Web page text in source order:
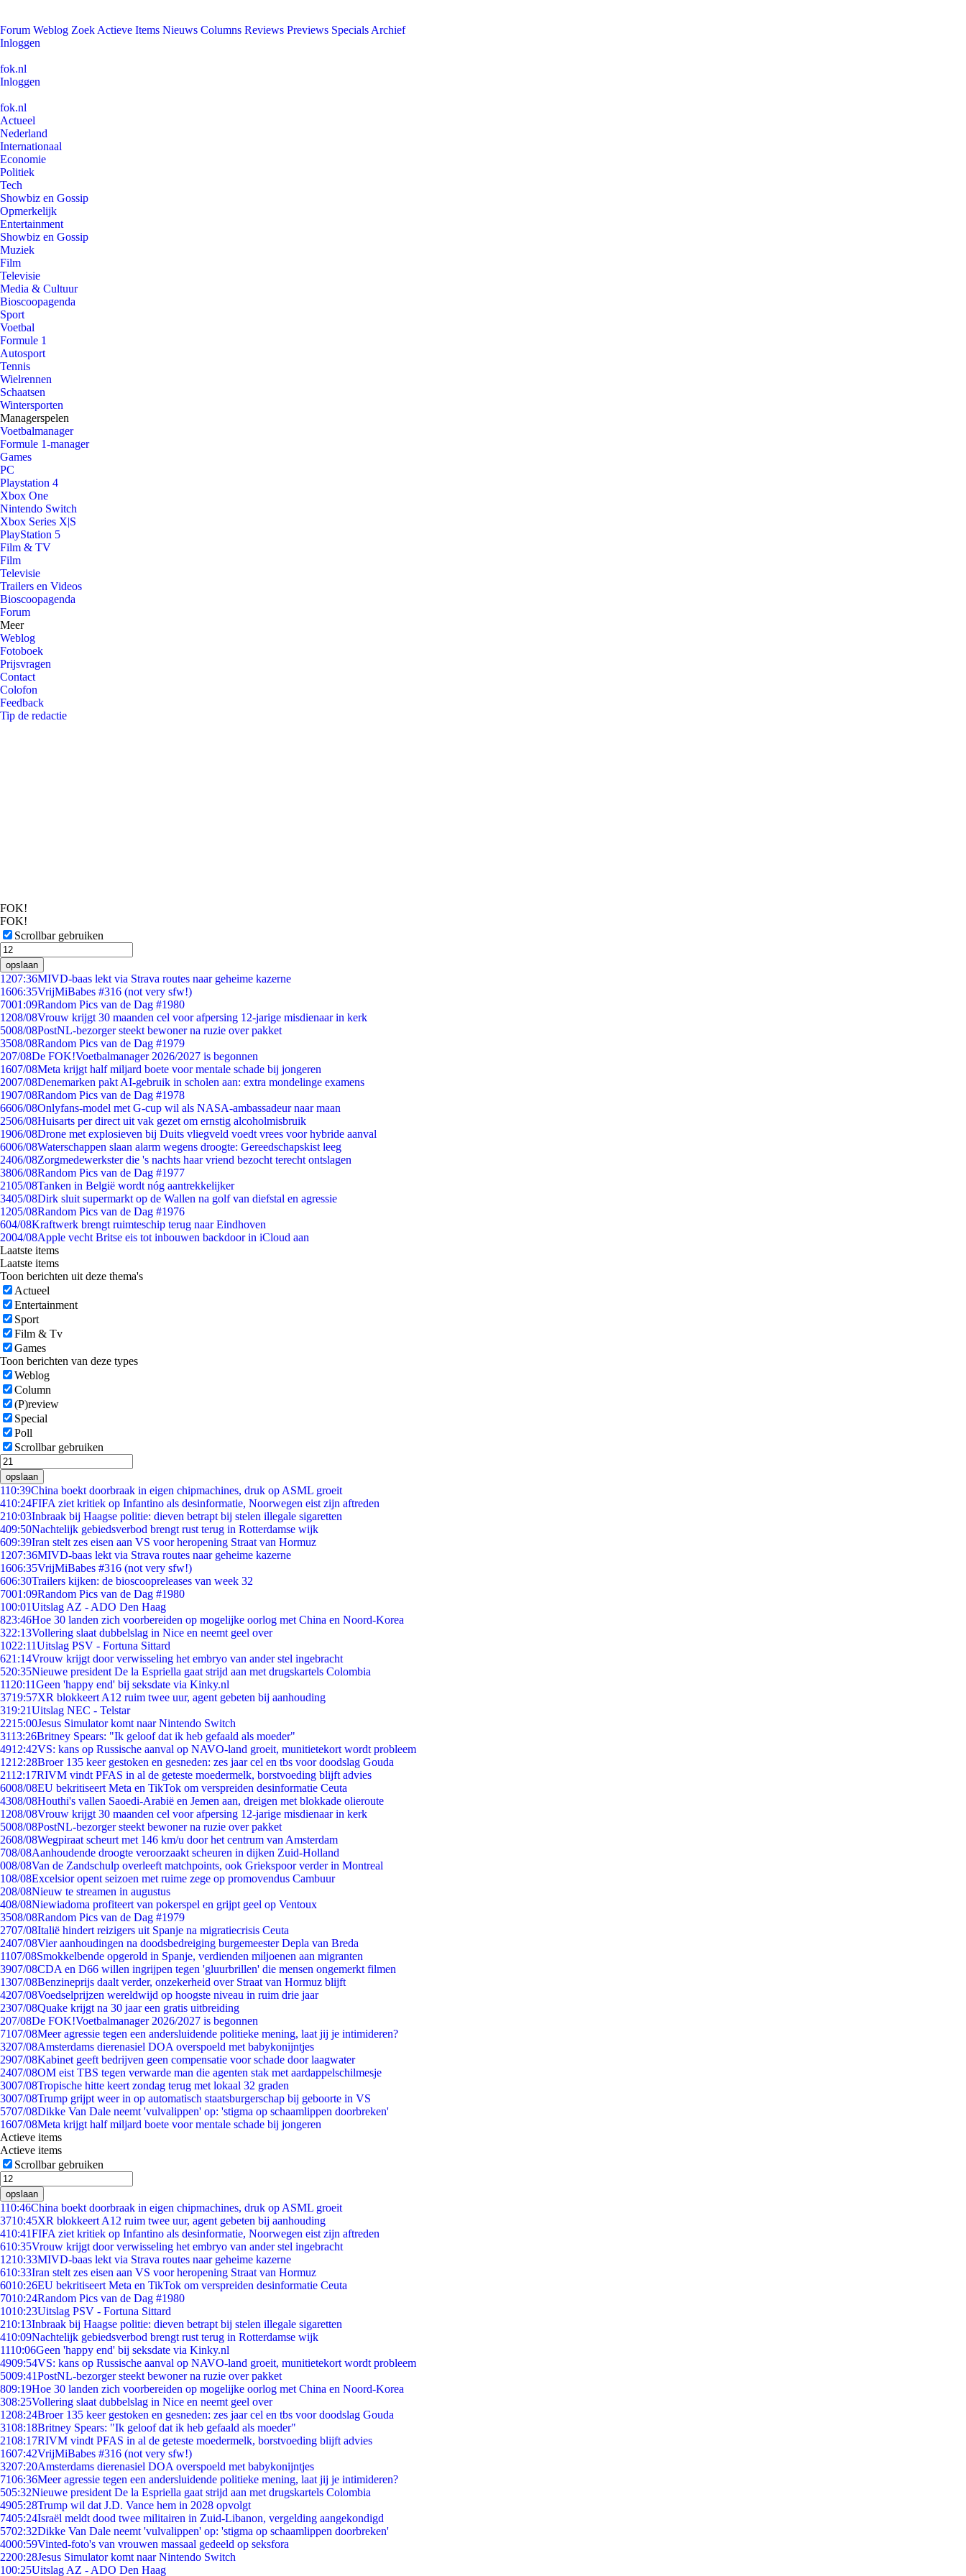
Forum Weblog Zoek Actieve Items Nieuws Columns Reviews Previews Specials Archief
Inloggen
fok.nl
Inloggen
fok.nl
Actueel
Nederland
Internationaal
Economie
Politiek
Tech
Showbiz en Gossip
Opmerkelijk
Entertainment
Showbiz en Gossip
Muziek
Film
Televisie
Media & Cultuur
Bioscoopagenda
Sport
Voetbal
Formule 1
Autosport
Tennis
Wielrennen
Schaatsen
Wintersporten
Managerspelen
Voetbalmanager
Formule 1-manager
Games
PC
Playstation 4
Xbox One
Nintendo Switch
Xbox Series X|S
PlayStation 5
Film & TV
Film
Televisie
Trailers en Videos
Bioscoopagenda
Forum
Meer
Weblog
Fotoboek
Prijsvragen
Contact
Colofon
Feedback
Tip de redactie
FOK!
FOK!
Scrollbar gebruiken
opslaan
1207:36MIVD-baas lekt via Strava routes naar geheime kazerne
1606:35VrijMiBabes #316 (not very sfw!)
7001:09Random Pics van de Dag #1980
1208/08Vrouw krijgt 30 maanden cel voor afpersing 12-jarige misdienaar in kerk
5008/08PostNL-bezorger steekt bewoner na ruzie over pakket
3508/08Random Pics van de Dag #1979
207/08De FOK!Voetbalmanager 2026/2027 is begonnen
1607/08Meta krijgt half miljard boete voor mentale schade bij jongeren
2007/08Denemarken pakt AI-gebruik in scholen aan: extra mondelinge examens
1907/08Random Pics van de Dag #1978
6606/08Onlyfans-model met G-cup wil als NASA-ambassadeur naar maan
2506/08Huisarts per direct uit vak gezet om ernstig alcoholmisbruik
1906/08Drone met explosieven bij Duits vliegveld voedt vrees voor hybride aanval
6006/08Waterschappen slaan alarm wegens droogte: Gereedschapskist leeg
2406/08Zorgmedewerkster die 's nachts haar vriend bezocht terecht ontslagen
3806/08Random Pics van de Dag #1977
2105/08Tanken in België wordt nóg aantrekkelijker
3405/08Dirk sluit supermarkt op de Wallen na golf van diefstal en agressie
1205/08Random Pics van de Dag #1976
604/08Kraftwerk brengt ruimteschip terug naar Eindhoven
2004/08Apple vecht Britse eis tot inbouwen backdoor in iCloud aan
Laatste items
Laatste items
Toon berichten uit deze thema's
Actueel
Entertainment
Sport
Film & Tv
Games
Toon berichten van deze types
Weblog
Column
(P)review
Special
Poll
Scrollbar gebruiken
opslaan
110:39China boekt doorbraak in eigen chipmachines, druk op ASML groeit
410:24FIFA ziet kritiek op Infantino als desinformatie, Noorwegen eist zijn aftreden
210:03Inbraak bij Haagse politie: dieven betrapt bij stelen illegale sigaretten
409:50Nachtelijk gebiedsverbod brengt rust terug in Rotterdamse wijk
609:39Iran stelt zes eisen aan VS voor heropening Straat van Hormuz
1207:36MIVD-baas lekt via Strava routes naar geheime kazerne
1606:35VrijMiBabes #316 (not very sfw!)
606:30Trailers kijken: de bioscoopreleases van week 32
7001:09Random Pics van de Dag #1980
100:01Uitslag AZ - ADO Den Haag
823:46Hoe 30 landen zich voorbereiden op mogelijke oorlog met China en Noord-Korea
322:13Vollering slaat dubbelslag in Nice en neemt geel over
1022:11Uitslag PSV - Fortuna Sittard
621:14Vrouw krijgt door verwisseling het embryo van ander stel ingebracht
520:35Nieuwe president De la Espriella gaat strijd aan met drugskartels Colombia
11 20:11Geen 'happy end' bij seksdate via Kinky.nl
3719:57XR blokkeert A12 ruim twee uur, agent gebeten bij aanhouding
319:21Uitslag NEC - Telstar
2215:00Jesus Simulator komt naar Nintendo Switch
3113:26Britney Spears: "Ik geloof dat ik heb gefaald als moeder"
4912:42VS: kans op Russische aanval op NAVO-land groeit, munitietekort wordt probleem
1212:28Broer 135 keer gestoken en gesneden: zes jaar cel en tbs voor doodslag Gouda
2112:17RIVM vindt PFAS in al de geteste moedermelk, borstvoeding blijft advies
6008/08EU bekritiseert Meta en TikTok om verspreiden desinformatie Ceuta
4308/08Houthi's vallen Saoedi-Arabië en Jemen aan, dreigen met blokkade olieroute
1208/08Vrouw krijgt 30 maanden cel voor afpersing 12-jarige misdienaar in kerk
5008/08PostNL-bezorger steekt bewoner na ruzie over pakket
2608/08Wegpiraat scheurt met 146 km/u door het centrum van Amsterdam
708/08Aanhoudende droogte veroorzaakt scheuren in dijken Zuid-Holland
008/08Van de Zandschulp overleeft matchpoints, ook Griekspoor verder in Montreal
108/08Excelsior opent seizoen met ruime zege op promovendus Cambuur
208/08Nieuw te streamen in augustus
408/08Niewiadoma profiteert van pokerspel en grijpt geel op Ventoux
3508/08Random Pics van de Dag #1979
2707/08Italië hindert reizigers uit Spanje na migratiecrisis Ceuta
2407/08Vier aanhoudingen na doodsbedreiging burgemeester Depla van Breda
1107/08Smokkelbende opgerold in Spanje, verdienden miljoenen aan migranten
3907/08CDA en D66 willen ingrijpen tegen 'gluurbrillen' die mensen ongemerkt filmen
1307/08Benzineprijs daalt verder, onzekerheid over Straat van Hormuz blijft
4207/08Voedselprijzen wereldwijd op hoogste niveau in ruim drie jaar
2307/08Quake krijgt na 30 jaar een gratis uitbreiding
207/08De FOK!Voetbalmanager 2026/2027 is begonnen
7107/08Meer agressie tegen een andersluidende politieke mening, laat jij je intimideren?
3207/08Amsterdams dierenasiel DOA overspoeld met babykonijntjes
2907/08Kabinet geeft bedrijven geen compensatie voor schade door laagwater
2407/08OM eist TBS tegen verwarde man die agenten stak met aardappelschilmesje
3007/08Tropische hitte keert zondag terug met lokaal 32 graden
3007/08Trump grijpt weer in op automatisch staatsburgerschap bij geboorte in VS
5707/08Dikke Van Dale neemt 'vulvalippen' op: 'stigma op schaamlippen doorbreken'
1607/08Meta krijgt half miljard boete voor mentale schade bij jongeren
Actieve items
Actieve items
Scrollbar gebruiken
opslaan
110:46China boekt doorbraak in eigen chipmachines, druk op ASML groeit
3710:45XR blokkeert A12 ruim twee uur, agent gebeten bij aanhouding
410:41FIFA ziet kritiek op Infantino als desinformatie, Noorwegen eist zijn aftreden
610:35Vrouw krijgt door verwisseling het embryo van ander stel ingebracht
1210:33MIVD-baas lekt via Strava routes naar geheime kazerne
610:33Iran stelt zes eisen aan VS voor heropening Straat van Hormuz
6010:26EU bekritiseert Meta en TikTok om verspreiden desinformatie Ceuta
7010:24Random Pics van de Dag #1980
1010:23Uitslag PSV - Fortuna Sittard
210:13Inbraak bij Haagse politie: dieven betrapt bij stelen illegale sigaretten
410:09Nachtelijk gebiedsverbod brengt rust terug in Rotterdamse wijk
1110:06Geen 'happy end' bij seksdate via Kinky.nl
4909:54VS: kans op Russische aanval op NAVO-land groeit, munitietekort wordt probleem
5009:41PostNL-bezorger steekt bewoner na ruzie over pakket
809:19Hoe 30 landen zich voorbereiden op mogelijke oorlog met China en Noord-Korea
308:25Vollering slaat dubbelslag in Nice en neemt geel over
1208:24Broer 135 keer gestoken en gesneden: zes jaar cel en tbs voor doodslag Gouda
3108:18Britney Spears: "Ik geloof dat ik heb gefaald als moeder"
2108:17RIVM vindt PFAS in al de geteste moedermelk, borstvoeding blijft advies
1607:42VrijMiBabes #316 (not very sfw!)
3207:20Amsterdams dierenasiel DOA overspoeld met babykonijntjes
7106:36Meer agressie tegen een andersluidende politieke mening, laat jij je intimideren?
505:32Nieuwe president De la Espriella gaat strijd aan met drugskartels Colombia
4905:28Trump wil dat J.D. Vance hem in 2028 opvolgt
7405:24Israël meldt dood twee militairen in Zuid-Libanon, vergelding aangekondigd
5702:32Dikke Van Dale neemt 'vulvalippen' op: 'stigma op schaamlippen doorbreken'
4000:59Vinted-foto's van vrouwen massaal gedeeld op seksfora
2200:28Jesus Simulator komt naar Nintendo Switch
100:25Uitslag AZ - ADO Den Haag